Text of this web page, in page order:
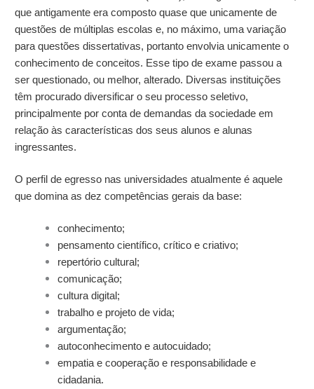
que antigamente era composto quase que unicamente de
questões de múltiplas escolas e, no máximo, uma variação
para questões dissertativas, portanto envolvia unicamente o
conhecimento de conceitos. Esse tipo de exame passou a
ser questionado, ou melhor, alterado. Diversas instituições
têm procurado diversificar o seu processo seletivo,
principalmente por conta de demandas da sociedade em
relação às características dos seus alunos e alunas
ingressantes.
O perfil de egresso nas universidades atualmente é aquele
que domina as dez competências gerais da base:
conhecimento;
pensamento científico, crítico e criativo;
repertório cultural;
comunicação;
cultura digital;
trabalho e projeto de vida;
argumentação;
autoconhecimento e autocuidado;
empatia e cooperação e responsabilidade e
cidadania.